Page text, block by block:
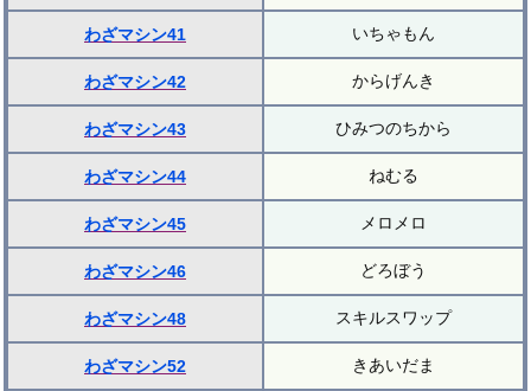
わざマシン41 いちゃもん
わざマシン42 からげんき
わざマシン43 ひみつのちから
わざマシン44 ねむる
わざマシン45 メロメロ
わざマシン46 どろぼう
わざマシン48 スキルスワップ
わざマシン52 きあいだま